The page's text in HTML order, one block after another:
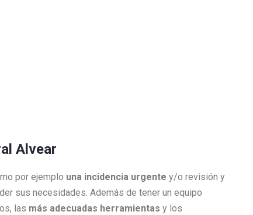
Alvear
por ejemplo una incidencia urgente y/o revisión y
sus necesidades. Además de tener un equipo
las más adecuadas herramientas y los